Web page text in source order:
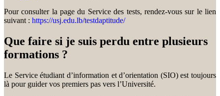
Pour consulter la page du Service des tests, rendez-vous sur le lien
suivant : https://usj.edu.lb/testdaptitude/
Que faire si je suis perdu entre plusieurs
formations ?
Le Service étudiant d’information et d’orientation (SIO) est toujours
là pour guider vos premiers pas vers l’Université.